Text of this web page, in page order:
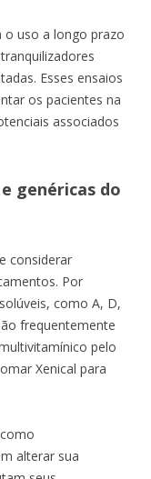
o uso a longo prazo
Esses ensaios
os pacientes na
associados
genéricas do
considerar
Por
como A, D,
frequentemente
pelo
Xenical para
alterar sua